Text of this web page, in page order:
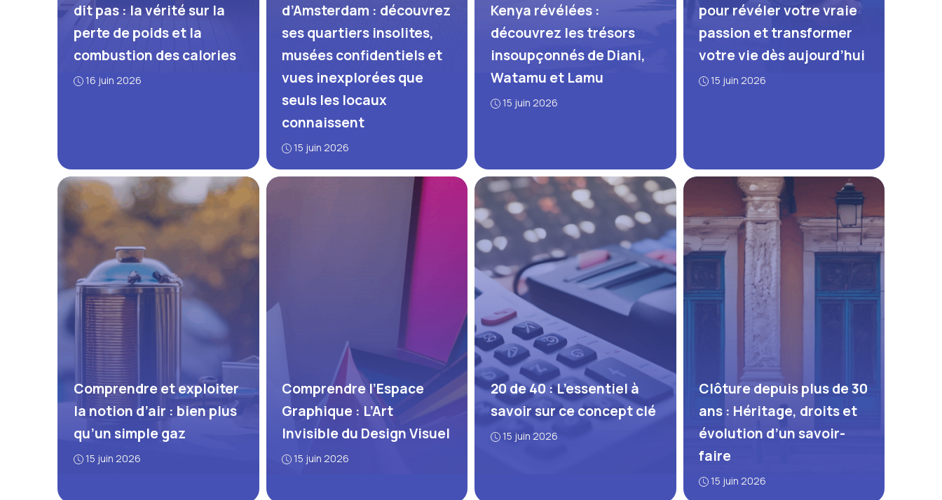
dit pas : la vérité sur la
perte de poids et la
combustion des calories
16 juin 2026
d’Amsterdam : découvrez
ses quartiers insolites,
musées confidentiels et
vues inexplorées que
seuls les locaux
connaissent
15 juin 2026
Kenya révélées :
découvrez les trésors
insoupçonnés de Diani,
Watamu et Lamu
15 juin 2026
pour révéler votre vraie
passion et transformer
votre vie dès aujourd’hui
15 juin 2026
Comprendre et exploiter
la notion d’air : bien plus
qu’un simple gaz
15 juin 2026
Comprendre l’Espace
Graphique : L’Art
Invisible du Design Visuel
15 juin 2026
20 de 40 : L’essentiel à
savoir sur ce concept clé
15 juin 2026
Clôture depuis plus de 30
ans : Héritage, droits et
évolution d’un savoir-
faire
15 juin 2026